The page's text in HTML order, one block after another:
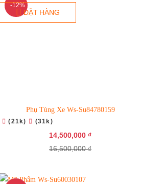
-12%
ĐẶT HÀNG
Phụ Tùng Xe Ws-Su84780159
(21k) (31k)
14,500,000 ₫
16,500,000 ₫